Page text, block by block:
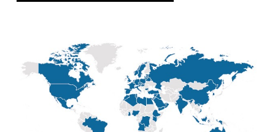
最新消息
探索 LVD
客户案例